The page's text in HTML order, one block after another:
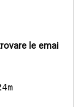
le emai